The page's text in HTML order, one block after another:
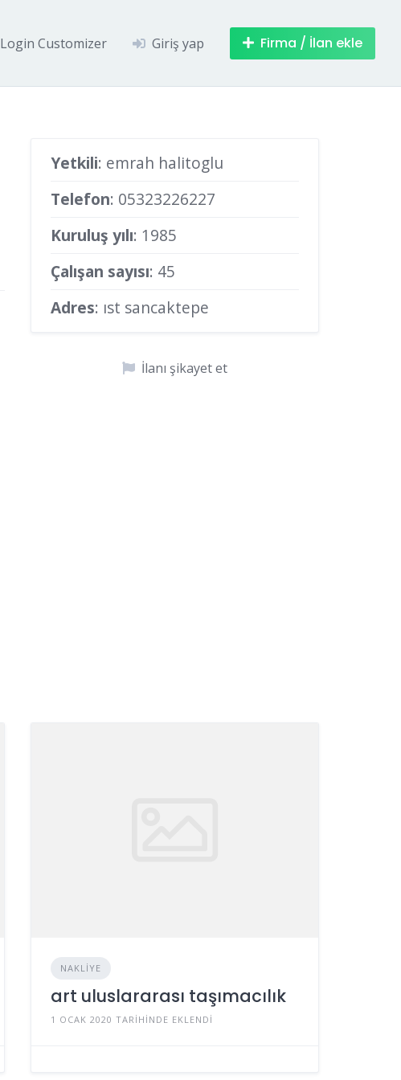
Login Customizer Giriş yap Firma / İlan ekle
Yetkili: emrah halitoglu
Telefon: 05323226227
Kuruluş yılı: 1985
Çalışan sayısı: 45
Adres: ıst sancaktepe
İlanı şikayet et
NAKLIYE
art uluslararası taşımacılık
1 OCAK 2020 TARIHINDE EKLENDI